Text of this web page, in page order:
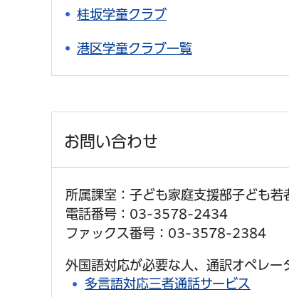
桂坂学童クラブ
港区学童クラブ一覧
お問い合わせ
所属課室：子ども家庭支援部子ども若
電話番号：03-3578-2434
ファックス番号：03-3578-2384
外国語対応が必要な人、通訳オペレー
多言語対応三者通話サービス